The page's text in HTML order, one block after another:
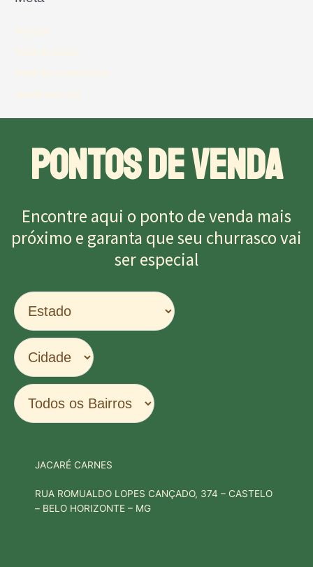
Acessar
Feed de posts
Feed de comentários
WordPress.org
PONTOS DE VENDA
Encontre aqui o ponto de venda mais
próximo e garanta que seu churrasco vai
ser especial
JACARÉ CARNES
RUA ROMUALDO LOPES CANÇADO, 374 – CASTELO
– BELO HORIZONTE – MG